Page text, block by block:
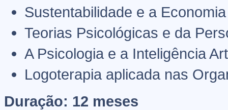
Sustentabilidade e a
Teorias Psicológicas e da
A Psicologia e a Inteligência
Logoterapia aplicada nas
Duração: 12 meses